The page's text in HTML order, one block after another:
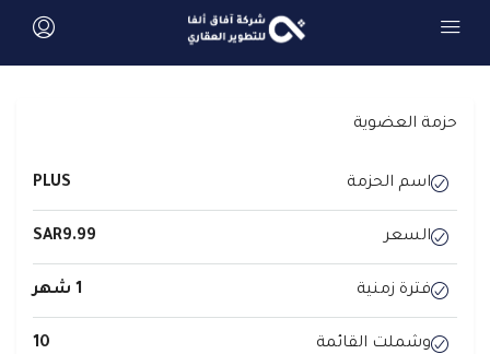
حزمة العضوية
اسم الحزمة PLUS
السعر SAR9.99
فترة زمنية 1 شهر
وشملت القائمة 10